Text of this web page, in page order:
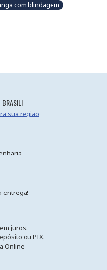
com blindagem
BRASIL!
sua região
entrega!
juros.
ou PIX.
Online